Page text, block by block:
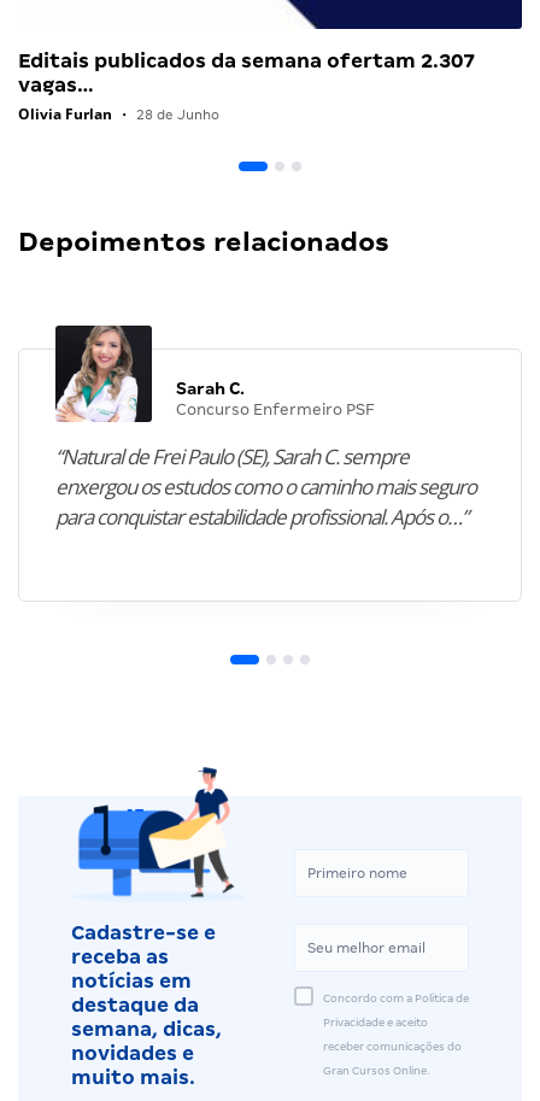
Editais publicados da semana ofertam 2.307
vagas…
Olivia Furlan • 28 de Junho
Depoimentos relacionados
Sarah C.
Concurso Enfermeiro PSF
“Natural de Frei Paulo (SE), Sarah C. sempre
enxergou os estudos como o caminho mais seguro
para conquistar estabilidade profissional. Após o…”
Cadastre-se e
receba as
notícias em
destaque da
semana, dicas,
novidades e
muito mais.
Concordo com a Política de
Privacidade e aceito
receber comunicações do
Gran Cursos Online.